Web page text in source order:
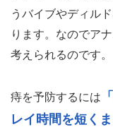
うバイブやディル
ります。なのでア
考えられるのです。
痔を予防するには
レイ時間を短くま